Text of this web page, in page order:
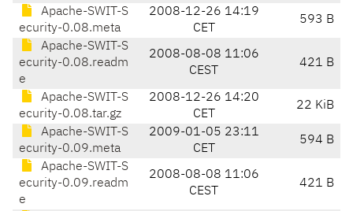
Apache-SWIT-S
ecurity-0.08.meta
2008-12-26 14:19
CET
593 B
Apache-SWIT-S
ecurity-0.08.readm
e
2008-08-08 11:06
CEST
421 B
Apache-SWIT-S
ecurity-0.08.tar.gz
2008-12-26 14:20
CET
22 KiB
Apache-SWIT-S
ecurity-0.09.meta
2009-01-05 23:11
CET
594 B
Apache-SWIT-S
ecurity-0.09.readm
e
2008-08-08 11:06
CEST
421 B